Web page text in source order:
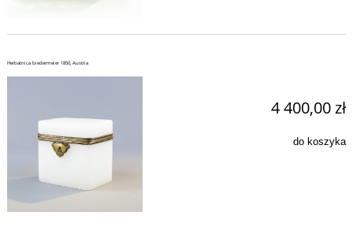
Herbatnica biedermeier 1850, Austria
4 400,00 zł
do koszyka